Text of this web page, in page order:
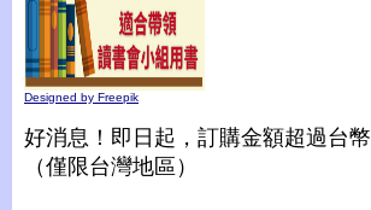
Designed by Freepik
好消息！即日起，訂購金額超過台幣
（僅限台灣地區）